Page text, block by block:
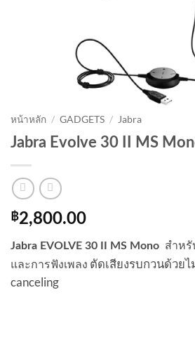
หน้าหลัก / GADGETS / Jabra
Jabra Evolve 30 II MS
฿2,800.00
Jabra EVOLVE 30 II MS Mono สำห
และการฟังเพลง ตัดเสียงรบกวนด้วย
canceling